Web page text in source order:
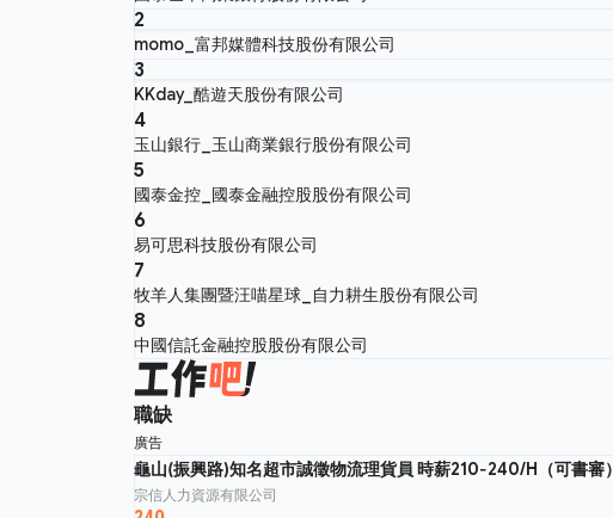
2
momo_富邦媒體科技股份有限公司
3
KKday_酷遊天股份有限公司
4
玉山銀行_玉山商業銀行股份有限公司
5
國泰金控_國泰金融控股股份有限公司
6
易可思科技股份有限公司
7
牧羊人集團暨汪喵星球_自力耕生股份有限公司
8
中國信託金融控股股份有限公司
職缺
廣告
龜山(振興路)知名超市誠徵物流理貨員 時薪210-240/H（可書審）
宗信人力資源有限公司